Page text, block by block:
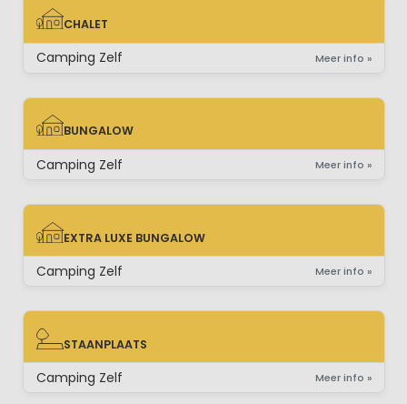
CHALET
CHALET
Camping Zelf Meer info »
BUNGALOW
BUNGALOW
Camping Zelf Meer info »
EXTRA LUXE BUNGALOW
EXTRA LUXE BUNGALOW
Camping Zelf Meer info »
STAANPLAATS
STAANPLAATS
Camping Zelf Meer info »